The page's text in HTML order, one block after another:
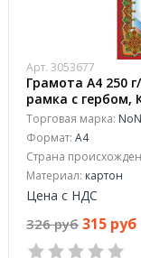
Арт. 3053677
Грамота А4 250
рамка с гербом,
Торговая марка:
Формат: A4
Страна
Материал: картон
Цена с НДС
326 руб 315 руб